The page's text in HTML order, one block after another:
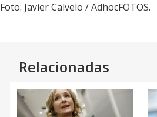
Foto: Javier Calvelo / AdhocFOTOS.
Relacionadas